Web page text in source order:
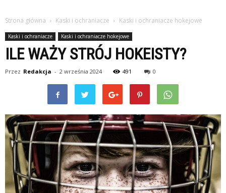
Strona główna Kaski i ochraniacze Kaski i ochraniacze hokejowe
Kaski i ochraniacze Kaski i ochraniacze hokejowe
ILE WAŻY STRÓJ HOKEISTY?
Przez Redakcja - 2 września 2024 491 0